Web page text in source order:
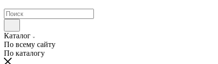
Каталог
По всему сайту
По каталогу